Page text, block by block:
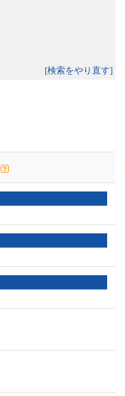
[検索をやり直す]